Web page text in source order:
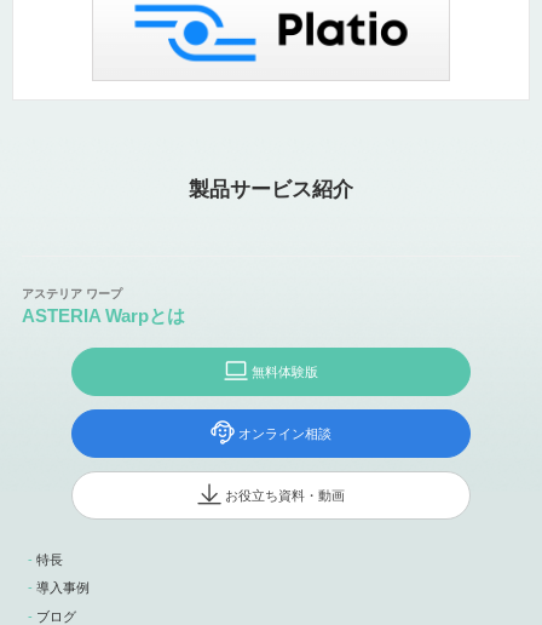
製品サービス紹介
ASTERIA Warpとは
無料体験版
オンライン相談
お役立ち資料・動画
特長
導入事例
ブログ